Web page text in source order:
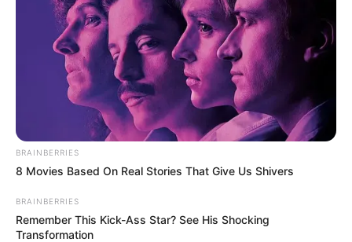
Ο Υπόγειος Πόλεμος είναι γεγονός.. Το
κυνήγι είναι σε εξέλιξη
Τετάρτη, 5 Οκτωβρίου 2022, 21:39
BRAINBERRIES
8 Movies Based On Real Stories That Give Us Shivers
BRAINBERRIES
Remember This Kick-Ass Star? See His Shocking
Transformation